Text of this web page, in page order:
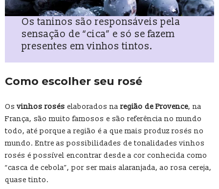
Os taninos são responsáveis pela
sensação de “cica” e só se fazem
presentes em vinhos tintos.
Como escolher seu rosé
Osvinhos rosés elaborados na região de Provence, na
França, são muito famosos e são referência no mundo
todo, até porque a região é a que mais produz rosés no
mundo. Entre as possibilidades de tonalidades vinhos
rosés é possível encontrar desde a cor conhecida como
“casca de cebola”, por ser mais alaranjada, ao rosa cereja,
quase tinto.